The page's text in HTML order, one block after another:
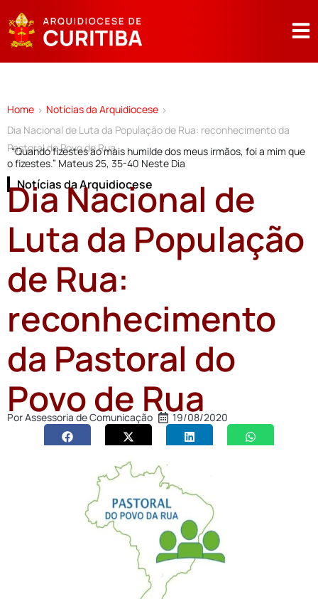
Home > Notícias da Arquidiocese >
Dia Nacional de Luta da População de Rua: reconhecimento da
Pastoral do Povo de Rua
“Quando fizestes ao mais humilde dos meus irmãos, foi a mim que
o fizestes.” Mateus 25, 35-40 Neste Dia
Notícias da Arquidiocese
Dia Nacional de
Luta da População
de Rua:
reconhecimento
da Pastoral do
Povo de Rua
PorAssessoria de Comunicação 19/08/2020